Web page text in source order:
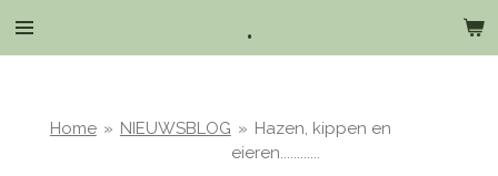
Ga
hoofdinhoud
.
Home » NIEUWSBLOG » Hazen, kippen en
eieren............